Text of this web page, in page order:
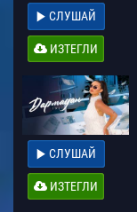
СЛУШАЙ
ИЗТЕГЛИ
СЛУШАЙ
ИЗТЕГЛИ